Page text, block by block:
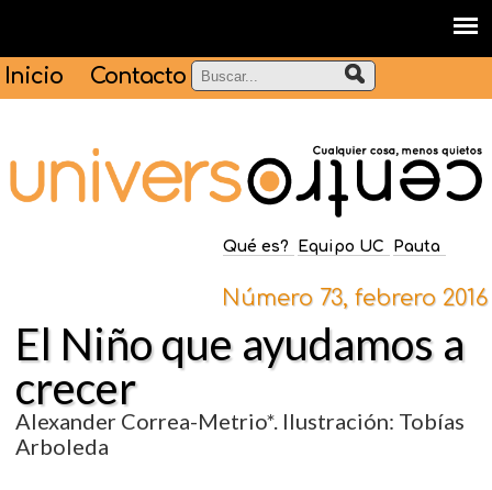
Inicio Contacto
Qué es? Equipo UC Pauta
Número 73, febrero 2016
El Niño que ayudamos a
crecer
Alexander Correa-Metrio*. Ilustración: Tobías
Arboleda